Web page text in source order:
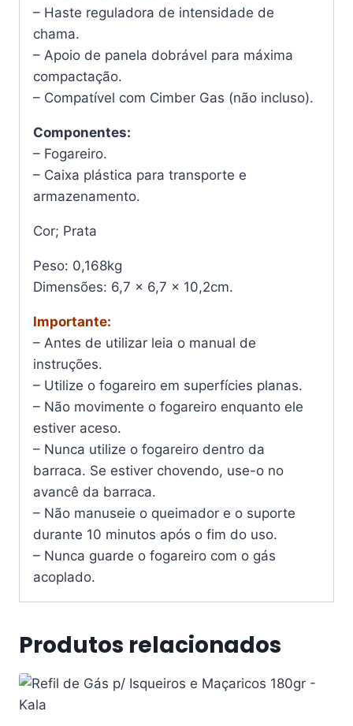
– Haste reguladora de intensidade de
chama.
– Apoio de panela dobrável para máxima
compactação.
– Compatível com Cimber Gas (não incluso).
Componentes:
– Fogareiro.
– Caixa plástica para transporte e
armazenamento.
Cor; Prata
Peso: 0,168kg
Dimensões: 6,7 x 6,7 x 10,2cm.
Importante:
– Antes de utilizar leia o manual de
instruções.
– Utilize o fogareiro em superfícies planas.
– Não movimente o fogareiro enquanto ele
estiver aceso.
– Nunca utilize o fogareiro dentro da
barraca. Se estiver chovendo, use-o no
avancê da barraca.
– Não manuseie o queimador e o suporte
durante 10 minutos após o fim do uso.
– Nunca guarde o fogareiro com o gás
acoplado.
Produtos relacionados